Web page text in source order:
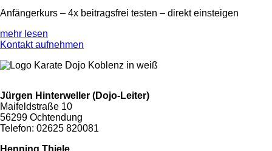
Anfängerkurs – 4x beitragsfrei testen – direkt einsteigen
mehr lesen
Kontakt aufnehmen
Jürgen Hinterweller (Dojo-Leiter)
Maifeldstraße 10
56299 Ochtendung
Telefon: 02625 820081